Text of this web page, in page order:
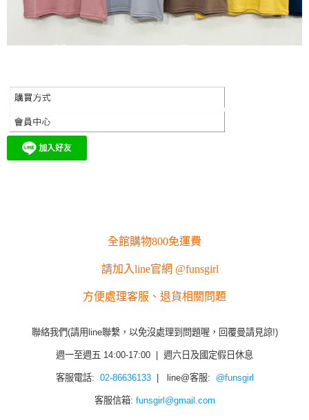
全館購物800免運費
請加入line官網 @funsgirl
方便處理客服、退貨相關問題
聯絡我們(請用line聯繫，以免沒處理到問題喔，回覆曼請見諒!)
週一至週五 14:00-17:00 | 週六日及國定假日休息
客服電話: 02-86636133| line@客服: @funsgirl
客服信箱: funsgirl@gmail.com